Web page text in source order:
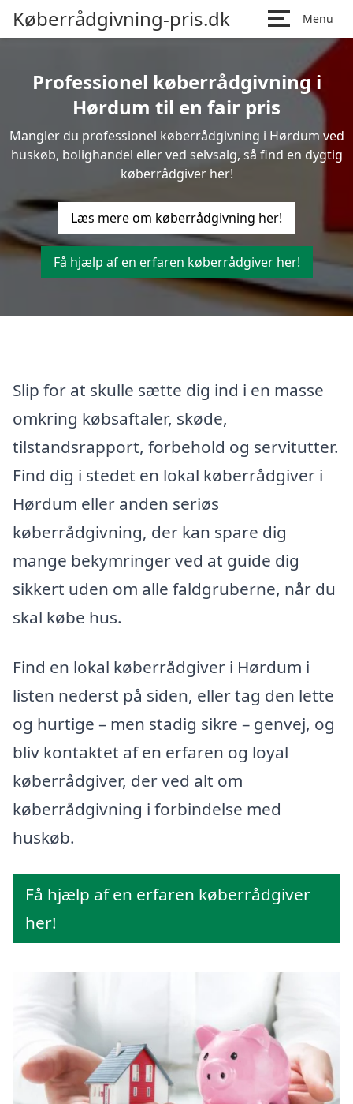
Køberrådgivning-pris.dk Menu
Professionel køberrådgivning i
Hørdum til en fair pris
Mangler du professionel køberrådgivning i Hørdum ved
huskøb, bolighandel eller ved selvsalg, så find en dygtig
køberrådgiver her!
Læs mere om køberrådgivning her!
Få hjælp af en erfaren køberrådgiver her!
Slip for at skulle sætte dig ind i en masse
omkring købsaftaler, skøde,
tilstandsrapport, forbehold og servitutter.
Find dig i stedet en lokal køberrådgiver i
Hørdum eller anden seriøs
køberrådgivning, der kan spare dig
mange bekymringer ved at guide dig
sikkert uden om alle faldgruberne, når du
skal købe hus.
Find en lokal køberrådgiver i Hørdum i
listen nederst på siden, eller tag den lette
og hurtige – men stadig sikre – genvej, og
bliv kontaktet af en erfaren og loyal
køberrådgiver, der ved alt om
køberrådgivning i forbindelse med
huskøb.
Få hjælp af en erfaren køberrådgiver
her!